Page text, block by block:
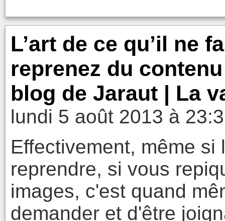
L’art de ce qu’il ne
reprenez du
blog de Jaraut | La
lundi 5 août 2013 à
Effectivement, même
reprendre, si vous
images, c'est quand
demander et d'être